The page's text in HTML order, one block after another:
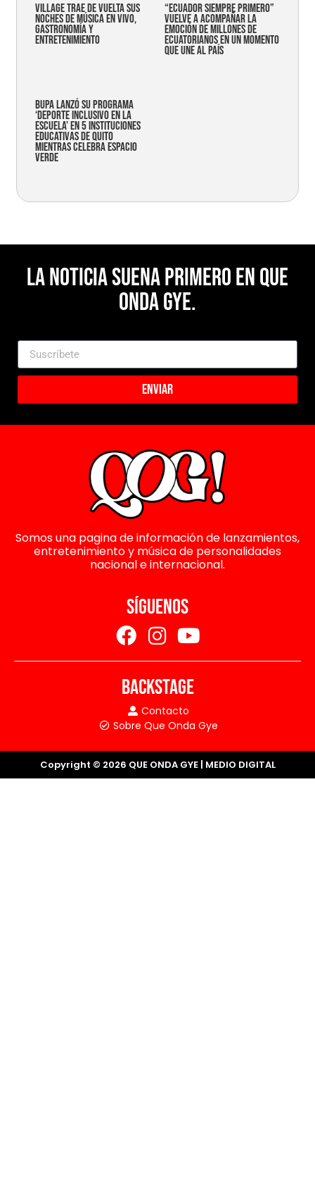
Village trae de vuelta sus
noches de música en vivo,
gastronomía y
entretenimiento
“Ecuador siempre primero”
vuelve a acompañar la
emoción de millones de
ecuatorianos en un momento
que une al país
Bupa lanzó su programa
‘Deporte Inclusivo en la
Escuela’ en 5 instituciones
educativas de Quito
mientras celebra espacio
verde
La noticia suena primero en Que
Onda Gye.
Enviar
Somos una pagina de información de lanzamientos,
entretenimiento y música de personalidades
nacional e internacional.
SÍGUENOS
BACKSTAGE
Contacto
Sobre Que Onda Gye
Copyright © 2026 QUE ONDA GYE | MEDIO DIGITAL